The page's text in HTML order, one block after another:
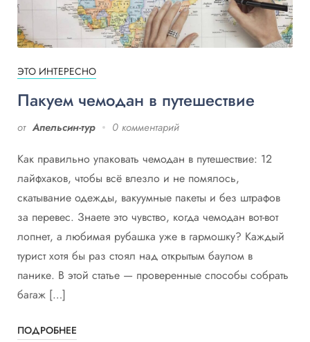
ЭТО ИНТЕРЕСНО
Пакуем чемодан в путешествие
от Апельсин-тур 0 комментарий
Как правильно упаковать чемодан в путешествие: 12
лайфхаков, чтобы всё влезло и не помялось,
скатывание одежды, вакуумные пакеты и без штрафов
за перевес. Знаете это чувство, когда чемодан вот-вот
лопнет, а любимая рубашка уже в гармошку? Каждый
турист хотя бы раз стоял над открытым баулом в
панике. В этой статье — проверенные способы собрать
багаж […]
ПОДРОБНЕЕ